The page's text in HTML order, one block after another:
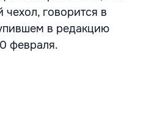
чехол, говорится в
в редакцию
февраля.